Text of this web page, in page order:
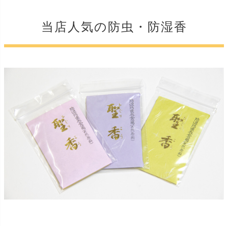
当店人気の防虫・防湿香